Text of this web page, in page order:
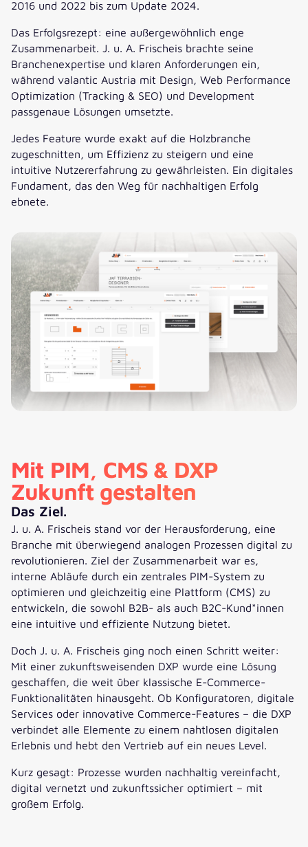
2016 und 2022 bis zum Update 2024.
Das Erfolgsrezept: eine außergewöhnlich enge
Zusammenarbeit. J. u. A. Frischeis brachte seine
Branchenexpertise und klaren Anforderungen ein,
während valantic Austria mit Design, Web Performance
Optimization (Tracking & SEO) und Development
passgenaue Lösungen umsetzte.
Jedes Feature wurde exakt auf die Holzbranche
zugeschnitten, um Effizienz zu steigern und eine
intuitive Nutzererfahrung zu gewährleisten. Ein digitales
Fundament, das den Weg für nachhaltigen Erfolg
ebnete.
Mit PIM, CMS & DXP
Zukunft gestalten
Das Ziel.
J. u. A. Frischeis stand vor der Herausforderung, eine
Branche mit überwiegend analogen Prozessen digital zu
revolutionieren. Ziel der Zusammenarbeit war es,
interne Abläufe durch ein zentrales PIM-System zu
optimieren und gleichzeitig eine Plattform (CMS) zu
entwickeln, die sowohl B2B- als auch B2C-Kund*innen
eine intuitive und effiziente Nutzung bietet.
Doch J. u. A. Frischeis ging noch einen Schritt weiter:
Mit einer zukunftsweisenden DXP wurde eine Lösung
geschaffen, die weit über klassische E-Commerce-
Funktionalitäten hinausgeht. Ob Konfiguratoren, digitale
Services oder innovative Commerce-Features – die DXP
verbindet alle Elemente zu einem nahtlosen digitalen
Erlebnis und hebt den Vertrieb auf ein neues Level.
Kurz gesagt: Prozesse wurden nachhaltig vereinfacht,
digital vernetzt und zukunftssicher optimiert – mit
großem Erfolg.